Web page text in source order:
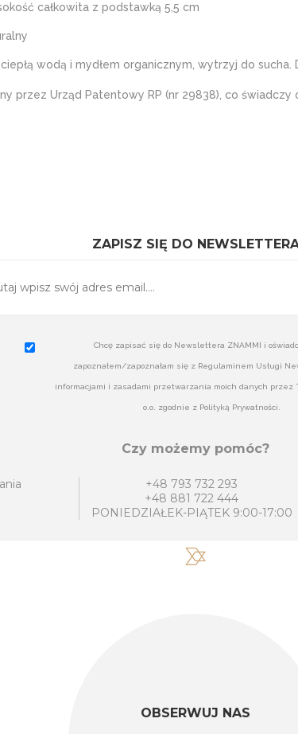
całkowita z podstawką 5,5 cm
wodą i mydłem organicznym, wytrzyj do
przez Urząd Patentowy RP (nr 29838), co
ZAPISZ SIĘ DO
Chcę zapisać się do Newslettera ZNAMMI i
zapoznałem/zapoznałam się z Regulaminem Usługi
informacjami i zasadami przetwarzania moich danych przez
o.o. zgodnie z Polityką Prywatności.
Czy możemy pomóc?
+48 793 732 293
+48 881 722 444
PONIEDZIAŁEK-PIĄTEK 9:00-17:00
OBSERWUJ NAS